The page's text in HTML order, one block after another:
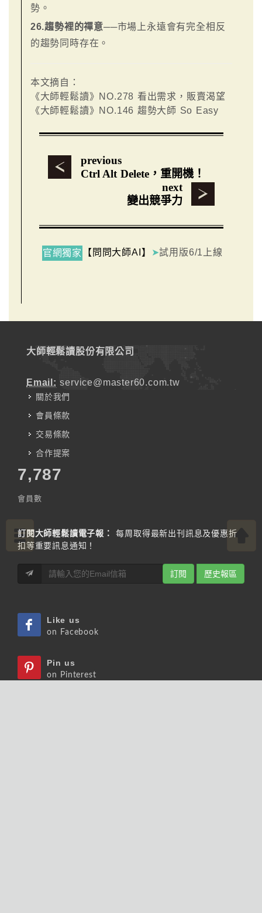
勢。
26.趨勢裡的禪意──市場上永遠會有完全相反
的趨勢同時存在。
本文摘自：
《大師輕鬆讀》NO.278 看出需求，販賣渴望
《大師輕鬆讀》NO.146 趨勢大師 So Easy
previous
Ctrl Alt Delete，重開機！
next
變出競爭力
官網獨家 【問問大師AI】 ➤試用版6/1上線
大師輕鬆讀股份有限公司
Email: service@master60.com.tw
關於我們
會員條款
交易條款
合作提案
7,787
會員數
訂閱大師輕鬆讀電子報：
每周取得最新出刊訊息及優惠折
扣等重要訊息通知！
訂閱 歷史報區
Like us
on Facebook
Pin us
on Pinterest